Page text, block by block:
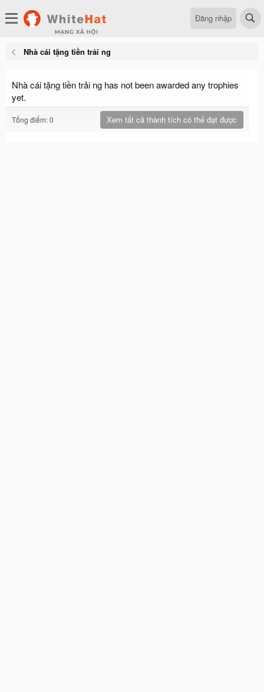
Đăng nhập
Nhà cái tặng tiền trải ng
Nhà cái tặng tiền trải ng has not been awarded any trophies
yet.
Tổng điểm: 0 Xem tất cả thành tích có thể đạt được